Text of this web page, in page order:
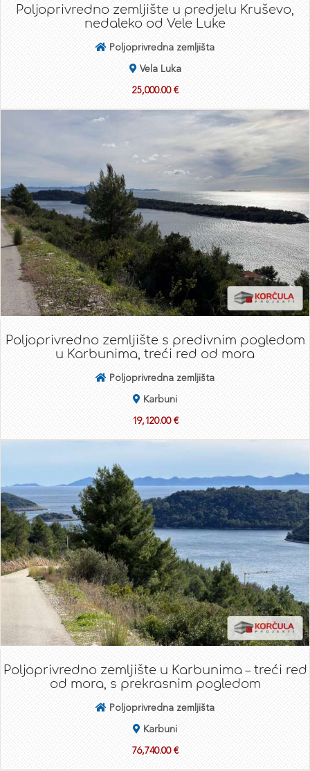
Poljoprivredno zemljište u predjelu Kruševo,
nedaleko od Vele Luke
Poljoprivredna zemljišta
Vela Luka
25,000.00 €
Poljoprivredno zemljište s predivnim pogledom
u Karbunima, treći red od mora
Poljoprivredna zemljišta
Karbuni
19,120.00 €
Poljoprivredno zemljište u Karbunima – treći red
od mora, s prekrasnim pogledom
Poljoprivredna zemljišta
Karbuni
76,740.00 €